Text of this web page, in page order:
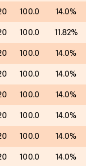
100.0 14.0%
100.0 11.82%
100.0 14.0%
100.0 14.0%
100.0 14.0%
100.0 14.0%
100.0 14.0%
100.0 14.0%